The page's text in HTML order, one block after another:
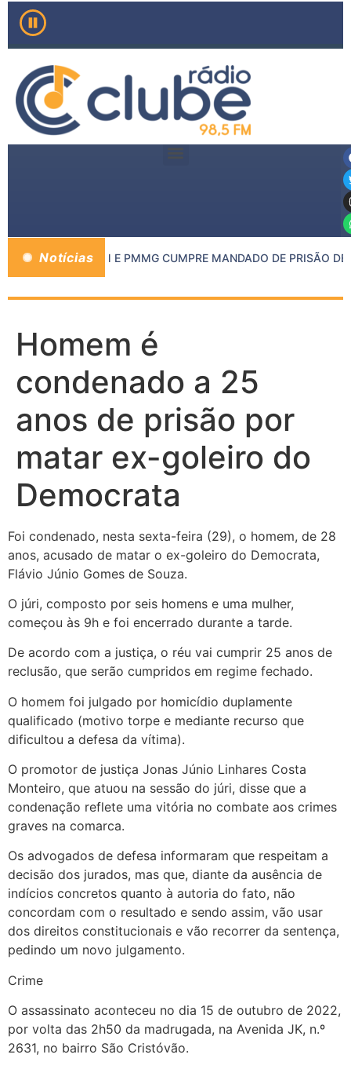
Notícias
MP DE INHAPIM E PMMG CUMPRE MANDADO DE PRISÃO DE
Homem é
condenado a 25
anos de prisão por
matar ex-goleiro do
Democrata
Foi condenado, nesta sexta-feira (29), o homem, de 28
anos, acusado de matar o ex-goleiro do Democrata,
Flávio Júnio Gomes de Souza.
O júri, composto por seis homens e uma mulher,
começou às 9h e foi encerrado durante a tarde.
De acordo com a justiça, o réu vai cumprir 25 anos de
reclusão, que serão cumpridos em regime fechado.
O homem foi julgado por homicídio duplamente
qualificado (motivo torpe e mediante recurso que
dificultou a defesa da vítima).
O promotor de justiça Jonas Júnio Linhares Costa
Monteiro, que atuou na sessão do júri, disse que a
condenação reflete uma vitória no combate aos crimes
graves na comarca.
Os advogados de defesa informaram que respeitam a
decisão dos jurados, mas que, diante da ausência de
indícios concretos quanto à autoria do fato, não
concordam com o resultado e sendo assim, vão usar
dos direitos constitucionais e vão recorrer da sentença,
pedindo um novo julgamento.
Crime
O assassinato aconteceu no dia 15 de outubro de 2022,
por volta das 2h50 da madrugada, na Avenida JK, n.º
2631, no bairro São Cristóvão.